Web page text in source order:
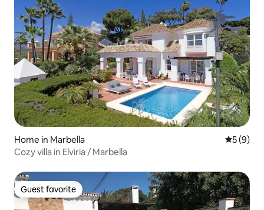
Home in Marbella 5 out of
5 (9)
Cozy villa in Elviria / Marbella
Guest favorite
Guest favorite